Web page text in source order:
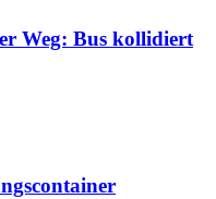
Weg: Bus kollidiert